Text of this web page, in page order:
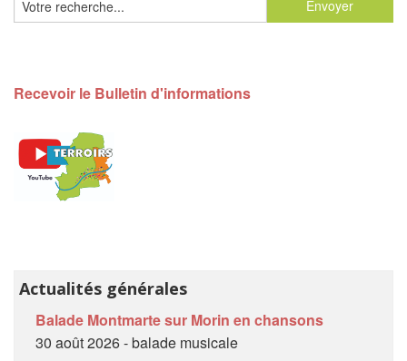
Recevoir le Bulletin d'informations
Actualités générales
Balade Montmarte sur Morin en chansons
30 août 2026 - balade musicale